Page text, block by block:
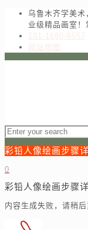
乌鲁木齐学美术
业级精品画室！
181-1680-6557
网站地图
彩铅人像绘画步骤
0
彩铅人像绘画步骤
内容生成失败，请稍